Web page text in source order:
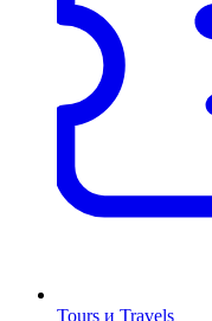
Tours и Travels